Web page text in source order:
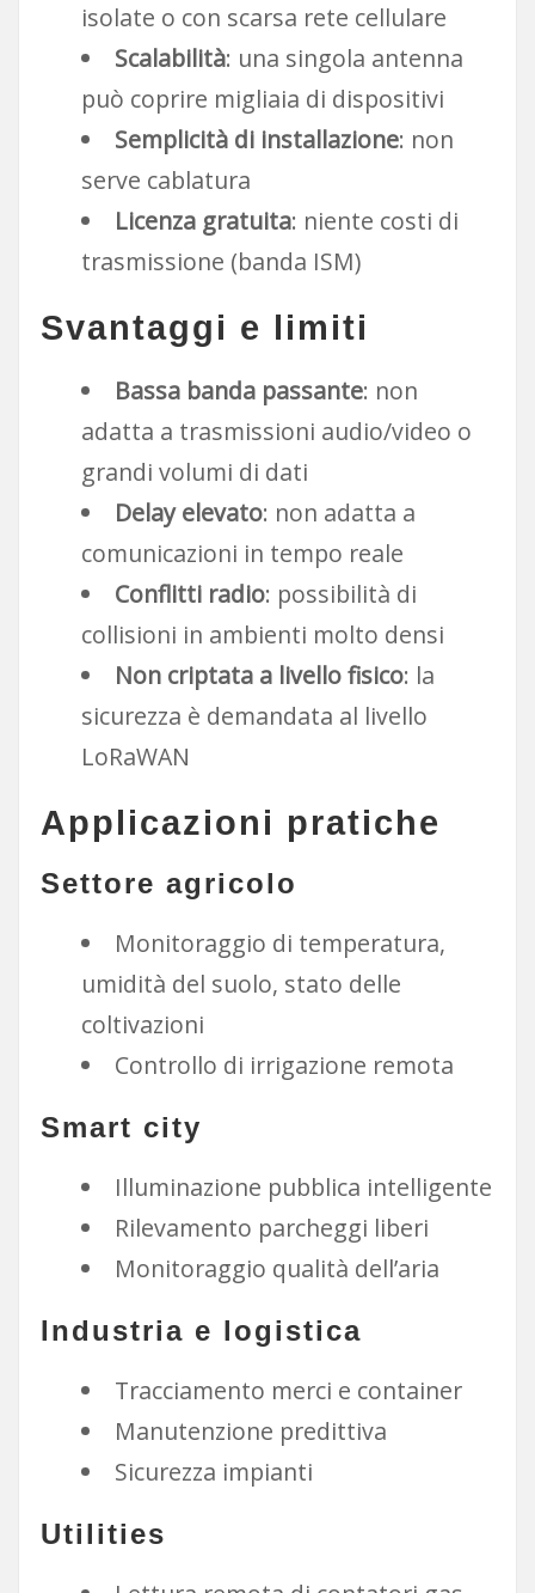
isolate o con scarsa rete cellulare
Scalabilità: una singola antenna
può coprire migliaia di dispositivi
Semplicità di installazione: non
serve cablatura
Licenza gratuita: niente costi di
trasmissione (banda ISM)
Svantaggi e limiti
Bassa banda passante: non
adatta a trasmissioni audio/video o
grandi volumi di dati
Delay elevato: non adatta a
comunicazioni in tempo reale
Conflitti radio: possibilità di
collisioni in ambienti molto densi
Non criptata a livello fisico: la
sicurezza è demandata al livello
LoRaWAN
Applicazioni pratiche
Settore agricolo
Monitoraggio di temperatura,
umidità del suolo, stato delle
coltivazioni
Controllo di irrigazione remota
Smart city
Illuminazione pubblica intelligente
Rilevamento parcheggi liberi
Monitoraggio qualità dell’aria
Industria e logistica
Tracciamento merci e container
Manutenzione predittiva
Sicurezza impianti
Utilities